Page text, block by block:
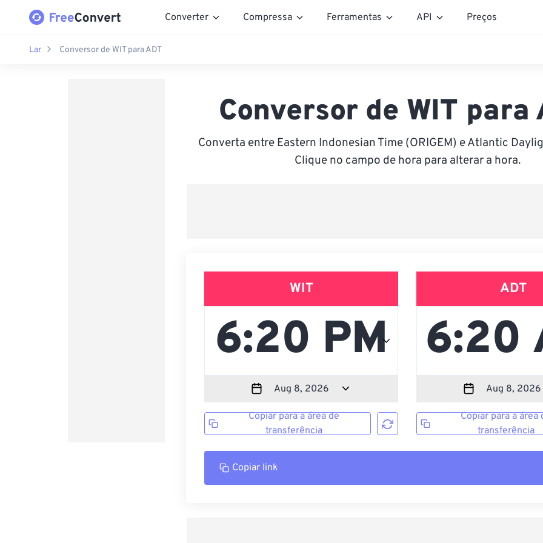
Converter Compressa Ferramentas API Preços
Lar Conversor de WIT para ADT
Conversor de WIT para
Converta entre Eastern Indonesian Time (ORIGEM) e Atlantic
Clique no campo de hora para alterar a hora.
WIT
Copiar para a área de
transferência
ADT
Copiar para a área
transferência
Copiar link